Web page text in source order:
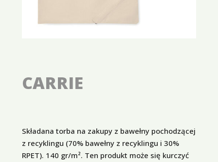
CARRIE
Składana torba na zakupy z bawełny pochodzącej
z recyklingu (70% bawełny z recyklingu i 30%
RPET). 140 gr/m². Ten produkt może się kurczyć